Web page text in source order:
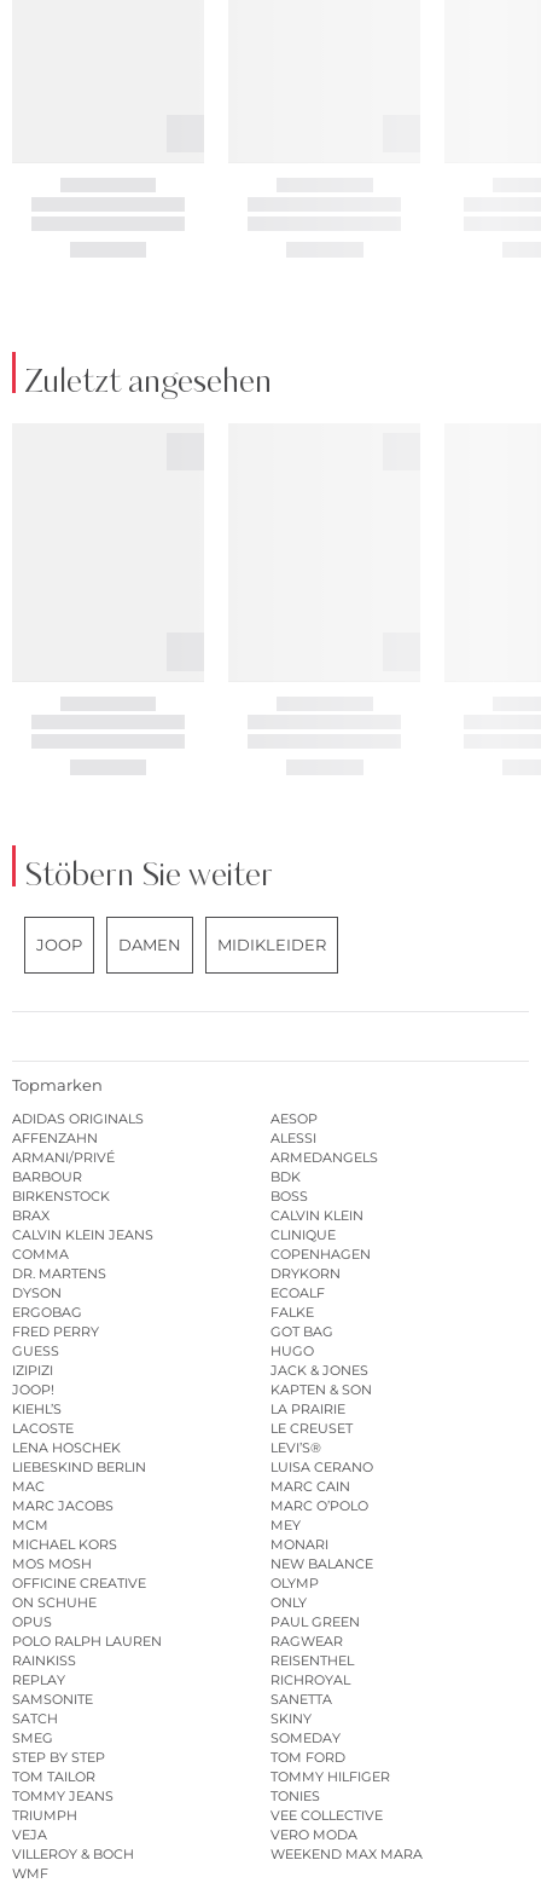
Zuletzt angesehen
Stöbern Sie weiter
JOOP DAMEN MIDIKLEIDER
Topmarken
ADIDAS ORIGINALS
AESOP
AFFENZAHN
ALESSI
ARMANI/PRIVÉ
ARMEDANGELS
BARBOUR
BDK
BIRKENSTOCK
BOSS
BRAX
CALVIN KLEIN
CALVIN KLEIN JEANS
CLINIQUE
COMMA
COPENHAGEN
DR. MARTENS
DRYKORN
DYSON
ECOALF
ERGOBAG
FALKE
FRED PERRY
GOT BAG
GUESS
HUGO
IZIPIZI
JACK & JONES
JOOP!
KAPTEN & SON
KIEHL’S
LA PRAIRIE
LACOSTE
LE CREUSET
LENA HOSCHEK
LEVI’S®
LIEBESKIND BERLIN
LUISA CERANO
MAC
MARC CAIN
MARC JACOBS
MARC O’POLO
MCM
MEY
MICHAEL KORS
MONARI
MOS MOSH
NEW BALANCE
OFFICINE CREATIVE
OLYMP
ON SCHUHE
ONLY
OPUS
PAUL GREEN
POLO RALPH LAUREN
RAGWEAR
RAINKISS
REISENTHEL
REPLAY
RICHROYAL
SAMSONITE
SANETTA
SATCH
SKINY
SMEG
SOMEDAY
STEP BY STEP
TOM FORD
TOM TAILOR
TOMMY HILFIGER
TOMMY JEANS
TONIES
TRIUMPH
VEE COLLECTIVE
VEJA
VERO MODA
VILLEROY & BOCH
WEEKEND MAX MARA
WMF